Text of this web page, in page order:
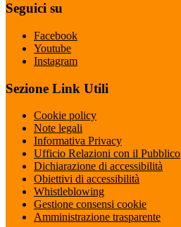
Seguici su
Facebook
Youtube
Instagram
Sezione Link Utili
Cookie policy
Note legali
Informativa Privacy
Ufficio Relazioni con il Pubblico
Dichiarazione di accessibilità
Obiettivi di accessibilità
Whistleblowing
Gestione consensi cookie
Amministrazione trasparente